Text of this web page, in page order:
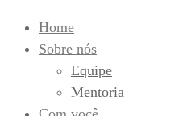
Home
Sobre nós
Equipe
Mentoria